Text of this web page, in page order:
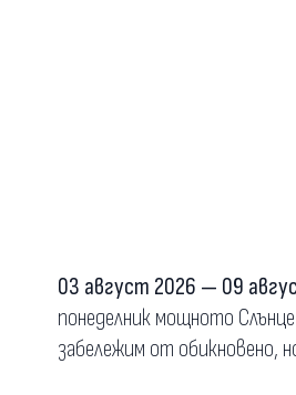
03 август 2026 — 09
понеделник мощното
забележим от обикновено,